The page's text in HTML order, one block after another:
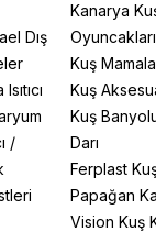
Dış
/
Kanarya
Oyuncakları
Kuş
Kuş
Kuş
Darı
Ferplast
Papağan
Vision Kuş